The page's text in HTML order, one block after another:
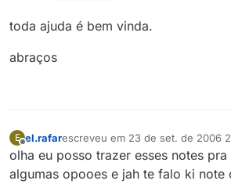
toda ajuda é bem vinda.
abraços
E
Offline
el.rafarescreveu em 23 de set. de 2006
última edição por
olha eu posso trazer esses notes
algumas opooes e jah te falo ki note